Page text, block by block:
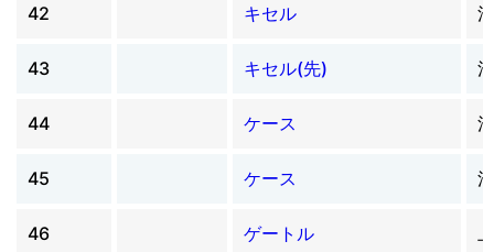
42 キセル
43 キセル(先)
44 ケース
45 ケース
46 ゲートル